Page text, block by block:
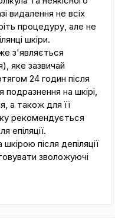
видалення не всіх
процедуру, але не
шкіри.
з'являється
яке зазвичай
24 годин після
на шкірі,
а також для її
рекомендується
епіляції.
після депіляції
зволожуючі